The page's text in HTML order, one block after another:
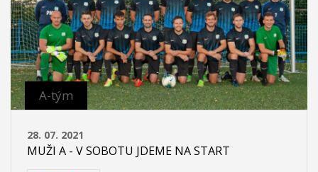
A-tým
28. 07. 2021
MUŽI A - V SOBOTU JDEME NA START